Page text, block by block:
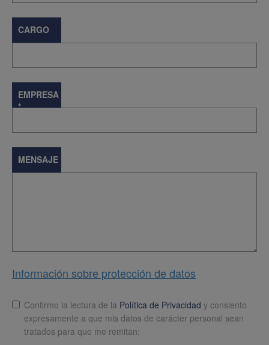
CARGO
EMPRESA
*
MENSAJE
Información sobre protección de datos
LopdConfirmo la lectura de la Política de Privacidad y consiento
expresamente a que mis datos de carácter personal sean
tratados para que me remitan: